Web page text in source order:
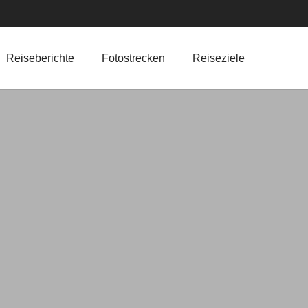
Reiseberichte Fotostrecken Reiseziele